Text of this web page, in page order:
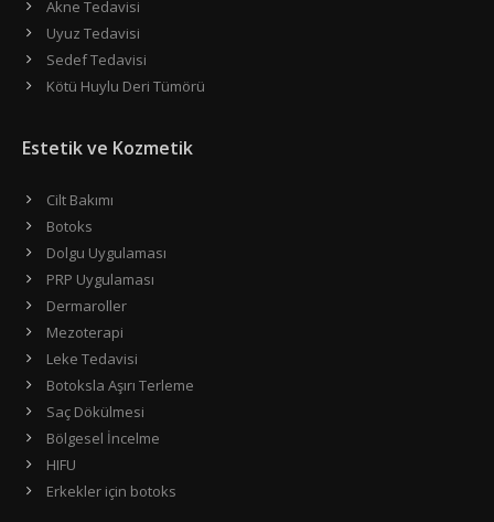
Akne Tedavisi
Uyuz Tedavisi
Sedef Tedavisi
Kötü Huylu Deri Tümörü
Estetik ve Kozmetik
Cilt Bakımı
Botoks
Dolgu Uygulaması
PRP Uygulaması
Dermaroller
Mezoterapi
Leke Tedavisi
Botoksla Aşırı Terleme
Saç Dökülmesi
Bölgesel İncelme
HIFU
Erkekler için botoks